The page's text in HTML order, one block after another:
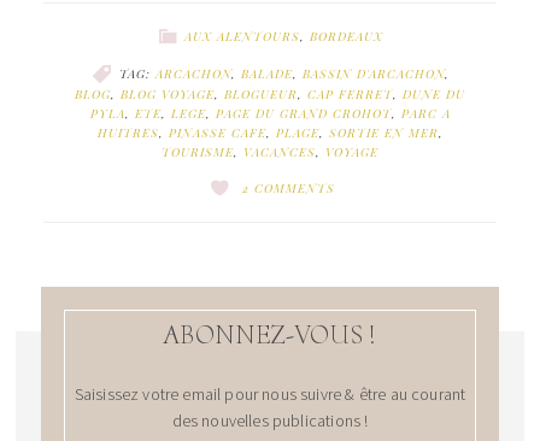
AUX ALENTOURS, BORDEAUX
TAG:ARCACHON, BALADE, BASSIN D'ARCACHON,
BLOG, BLOG VOYAGE, BLOGUEUR, CAP FERRET, DUNE DU
PYLA, ETE, LEGE, PAGE DU GRAND CROHOT, PARC A
HUITRES, PINASSE CAFE, PLAGE, SORTIE EN MER,
TOURISME, VACANCES, VOYAGE
2 COMMENTS
ABONNEZ-VOUS !
Saisissez votre email pour nous suivre & être au courant
des nouvelles publications !